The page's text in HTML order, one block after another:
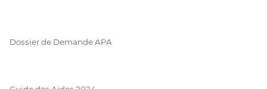
Dossier de Demande APA